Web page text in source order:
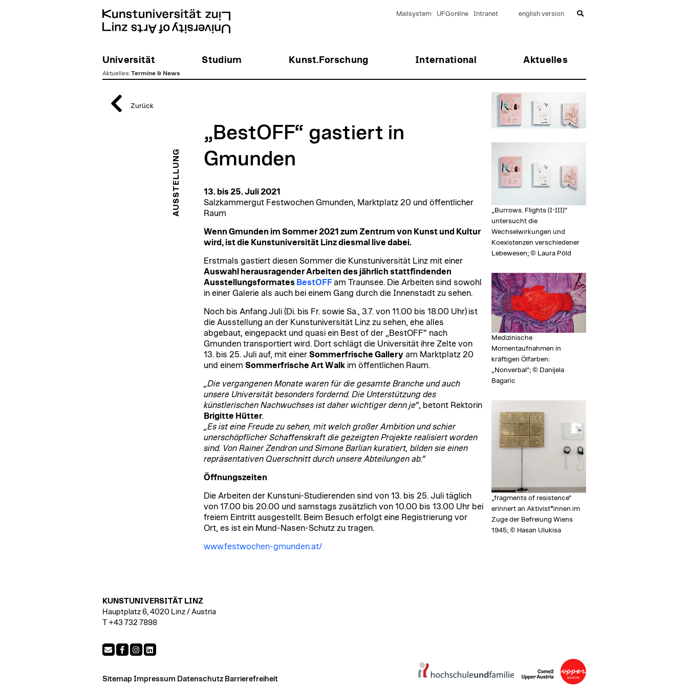
Universität Studium Kunst.Forschung International Aktuelles
Mailsystem UFGonline Intranet english version
Aktuelles: Termine & News
Zurück
AUSSTELLUNG
„BestOFF“ gastiert in
Gmunden
13. bis 25. Juli 2021
Salzkammergut Festwochen Gmunden, Marktplatz 20 und öffentlicher
Raum
Wenn Gmunden im Sommer 2021 zum Zentrum von Kunst und Kultur
wird, ist die Kunstuniversität Linz diesmal live dabei.
Erstmals gastiert diesen Sommer die Kunstuniversität Linz mit einer
Auswahl herausragender Arbeiten des jährlich stattfindenden
Ausstellungsformates BestOFFam Traunsee. Die Arbeiten sind sowohl
in einer Galerie als auch bei einem Gang durch die Innenstadt zu sehen.
Noch bis Anfang Juli (Di. bis Fr. sowie Sa., 3.7. von 11.00 bis 18.00 Uhr) ist
die Ausstellung an der Kunstuniversität Linz zu sehen, ehe alles
abgebaut, eingepackt und quasi ein Best of der „BestOFF“ nach
Gmunden transportiert wird. Dort schlägt die Universität ihre Zelte von
13. bis 25. Juli auf, mit einer Sommerfrische Galleryam Marktplatz 20
und einem Sommerfrische Art Walkim öffentlichen Raum.
„Die vergangenen Monate waren für die gesamte Branche und auch
unsere Universität besonders fordernd. Die Unterstützung des
künstlerischen Nachwuchses ist daher wichtiger denn je“, betont Rektorin
Brigitte Hütter.
„Es ist eine Freude zu sehen, mit welch großer Ambition und schier
unerschöpflicher Schaffenskraft die gezeigten Projekte realisiert worden
sind. Von Rainer Zendron und Simone Barlian kuratiert, bilden sie einen
repräsentativen Querschnitt durch unsere Abteilungen ab.“
Öffnungszeiten
Die Arbeiten der Kunstuni-Studierenden sind von 13. bis 25. Juli täglich
von 17.00 bis 20.00 und samstags zusätzlich von 10.00 bis 13.00 Uhr bei
freiem Eintritt ausgestellt. Beim Besuch erfolgt eine Registrierung vor
Ort, es ist ein Mund-Nasen-Schutz zu tragen.
www.festwochen-gmunden.at/
„Burrows. Flights (I-III)“
untersucht die
Wechselwirkungen und
Koexistenzen verschiedener
Lebewesen; © Laura Pöld
Medizinische
Momentaufnahmen in
kräftigen Ölfarben:
„Nonverbal“; © Danijela
Bagaric
„fragments of resistence“
erinnert an Aktivist*innen im
Zuge der Befreiung Wiens
1945; © Hasan Ulukisa
KUNSTUNIVERSITÄT LINZ
Hauptplatz 6, 4020 Linz / Austria
T +43 732 7898
Sitemap Impressum Datenschutz Barrierefreiheit